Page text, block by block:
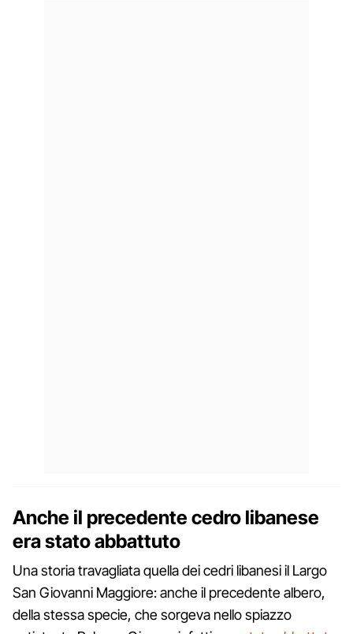
Anche il precedente cedro libanese
era stato abbattuto
Una storia travagliata quella dei cedri libanesi il Largo
San Giovanni Maggiore: anche il precedente albero,
della stessa specie, che sorgeva nello spiazzo